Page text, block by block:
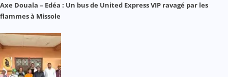
Axe Douala – Edéa : Un bus de United Express VIP ravagé par les
flammes à Missole